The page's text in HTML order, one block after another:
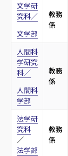
文学研
究科／
文学部
教務
係
人間科
学研究
科／
人間科
学部
教務
係
法学研
究科
／
法学部
教務
係